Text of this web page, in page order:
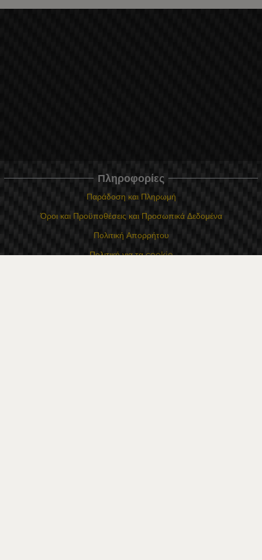
Πληροφορίες
Παράδοση και Πληρωμή
Όροι και Προϋποθέσεις και Προσωπικά Δεδομένα
Πολιτική Απορρήτου
Πολιτική για τα cookie